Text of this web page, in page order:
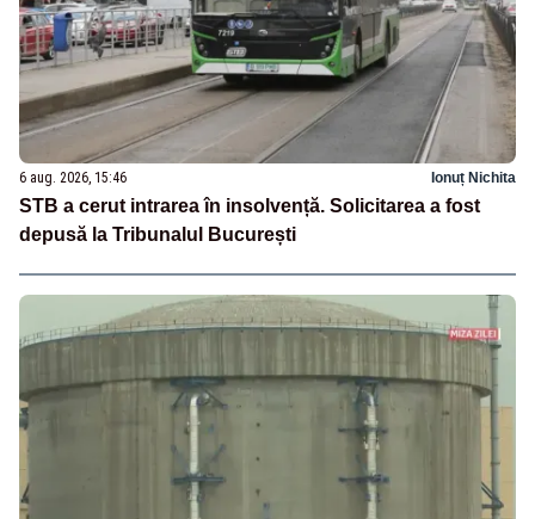
6 aug. 2026, 15:46 Ionuț Nichita
STB a cerut intrarea în insolvență. Solicitarea a fost
depusă la Tribunalul București